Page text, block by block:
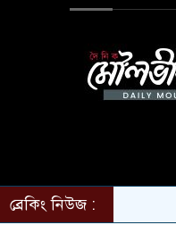
ব্রেকিং নিউজ :